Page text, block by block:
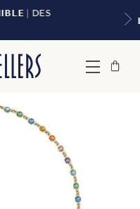
LIVRAISON GRATUITE À
Menu
Sac